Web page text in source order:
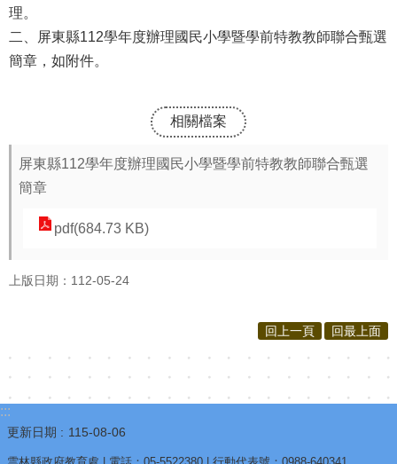
理。
二、屏東縣112學年度辦理國民小學暨學前特教教師聯合甄選
簡章，如附件。
相關檔案
屏東縣112學年度辦理國民小學暨學前特教教師聯合甄選
簡章
pdf(684.73 KB)
上版日期：112-05-24
回上一頁 回最上面
:::
更新日期 115-08-06